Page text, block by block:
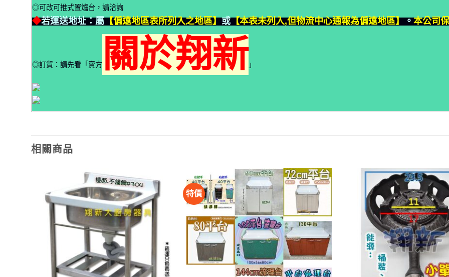
◎可改可推式置爐台，請洽詢
◆若運送地址：屬 【偏遠地區表所列入之地區】 或 【本表未列入,但物流中心通報為偏遠地區】 。 本公司
◎訂貨：請先看「賣方 關於翔新 」
相關商品
特價